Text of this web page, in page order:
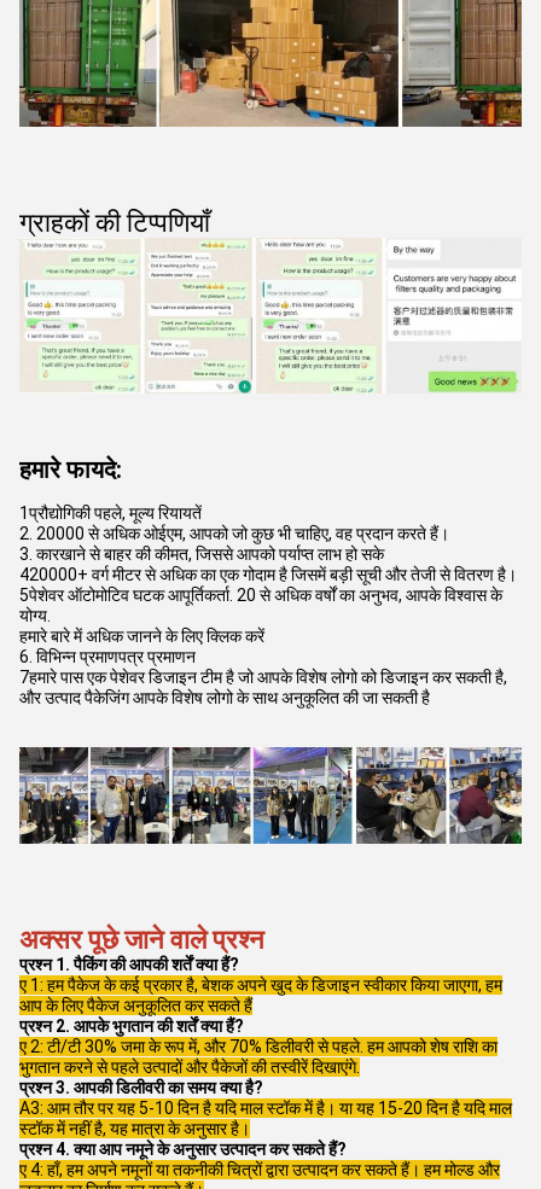
ग्राहकों की टिप्पणियाँ
हमारे फायदे:
1प्रौद्योगिकी पहले, मूल्य रियायतें
2. 20000 से अधिक ओईएम, आपको जो कुछ भी चाहिए, वह प्रदान करते हैं।
3. कारखाने से बाहर की कीमत, जिससे आपको पर्याप्त लाभ हो सके
420000+ वर्ग मीटर से अधिक का एक गोदाम है जिसमें बड़ी सूची और तेजी से वितरण है।
5पेशेवर ऑटोमोटिव घटक आपूर्तिकर्ता. 20 से अधिक वर्षों का अनुभव, आपके विश्वास के
योग्य.
हमारे बारे में अधिक जानने के लिए क्लिक करें
6. विभिन्न प्रमाणपत्र प्रमाणन
7हमारे पास एक पेशेवर डिजाइन टीम है जो आपके विशेष लोगो को डिजाइन कर सकती है,
और उत्पाद पैकेजिंग आपके विशेष लोगो के साथ अनुकूलित की जा सकती है
अक्सर पूछे जाने वाले प्रश्न
प्रश्न 1. पैकिंग की आपकी शर्तें क्या हैं?
ए 1: हम पैकेज के कई प्रकार है, बेशक अपने खुद के डिजाइन स्वीकार किया जाएगा, हम
आप के लिए पैकेज अनुकूलित कर सकते हैं
प्रश्न 2. आपके भुगतान की शर्तें क्या हैं?
ए 2: टी/टी 30% जमा के रूप में, और 70% डिलीवरी से पहले. हम आपको शेष राशि का
भुगतान करने से पहले उत्पादों और पैकेजों की तस्वीरें दिखाएंगे.
प्रश्न 3. आपकी डिलीवरी का समय क्या है?
A3: आम तौर पर यह 5-10 दिन है यदि माल स्टॉक में है। या यह 15-20 दिन है यदि माल
स्टॉक में नहीं है, यह मात्रा के अनुसार है।
प्रश्न 4. क्या आप नमूने के अनुसार उत्पादन कर सकते हैं?
ए 4: हाँ, हम अपने नमूनों या तकनीकी चित्रों द्वारा उत्पादन कर सकते हैं। हम मोल्ड और